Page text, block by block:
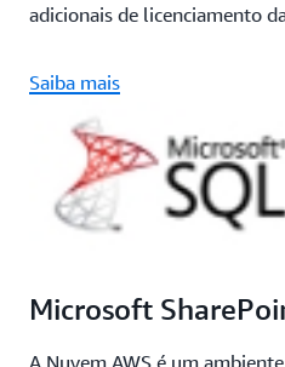
adicionais de licenciamento
Saiba mais
Microsoft
A Nuvem AWS é um